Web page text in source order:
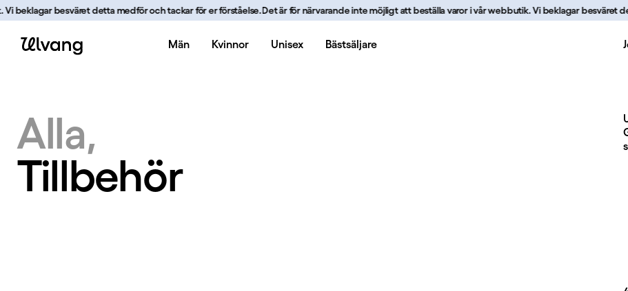
Hoppa till innehåll
besväret detta medför och tackar för er förståelse.Det är för närvarande inte möjligt att beställa varor i vår webbutik. Vi beklagar besväret
Män Kvinnor Unisex Bästsäljare
Tillbehör
Alla
Tillbehör